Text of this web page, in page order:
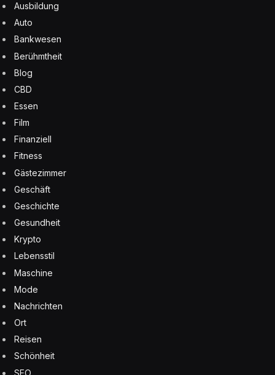
Ausbildung
Auto
Bankwesen
Berühmtheit
Blog
CBD
Essen
Film
Finanziell
Fitness
Gästezimmer
Geschäft
Geschichte
Gesundheit
Krypto
Lebensstil
Maschine
Mode
Nachrichten
Ort
Reisen
Schönheit
SEO